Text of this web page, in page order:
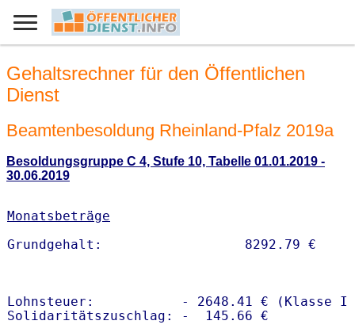
Gehaltsrechner für den Öffentlichen
Dienst
Beamtenbesoldung Rheinland-Pfalz 2019a
Besoldungsgruppe C 4, Stufe 10, Tabelle 01.01.2019 -
30.06.2019
Monatsbeträge
Lohnsteuer:           - 2648.41 € (Klasse I)
Solidaritätszuschlag: -  145.66 €